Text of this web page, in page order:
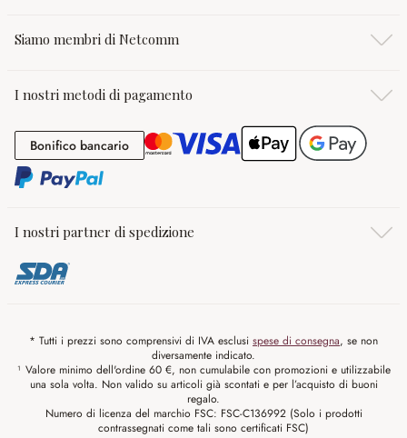
Siamo membri di Netcomm
I nostri metodi di pagamento
Bonifico bancarioBonifico bancario
I nostri partner di spedizione
* Tutti i prezzi sono comprensivi di IVA esclusi spese di consegna, se non
diversamente indicato.
¹ Valore minimo dell'ordine 60 €, non cumulabile con promozioni e utilizzabile
una sola volta. Non valido su articoli già scontati e per l’acquisto di buoni
regalo.
Numero di licenza del marchio FSC: FSC-C136992 (Solo i prodotti
contrassegnati come tali sono certificati FSC)